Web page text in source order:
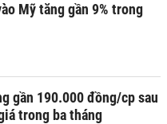
Mỹ tăng gần 9% trong
gần 190.000 đồng/cp sau
trong ba tháng